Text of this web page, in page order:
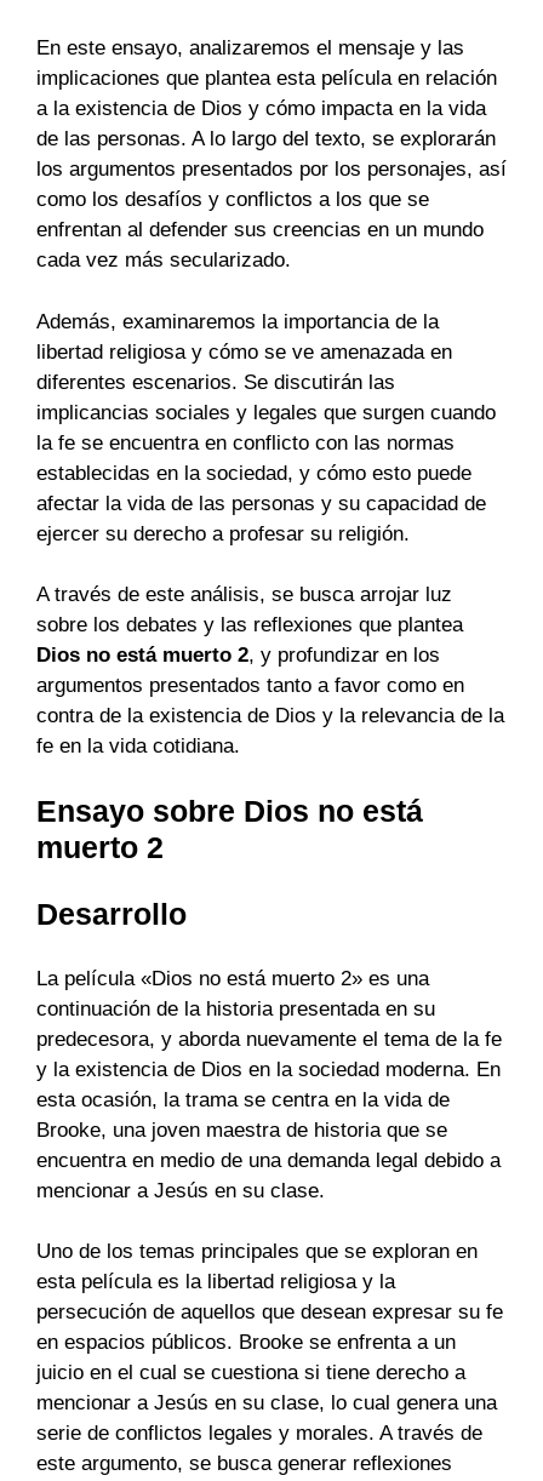
En este ensayo, analizaremos el mensaje y las
implicaciones que plantea esta película en relación
a la existencia de Dios y cómo impacta en la vida
de las personas. A lo largo del texto, se explorarán
los argumentos presentados por los personajes, así
como los desafíos y conflictos a los que se
enfrentan al defender sus creencias en un mundo
cada vez más secularizado.
Además, examinaremos la importancia de la
libertad religiosa y cómo se ve amenazada en
diferentes escenarios. Se discutirán las
implicancias sociales y legales que surgen cuando
la fe se encuentra en conflicto con las normas
establecidas en la sociedad, y cómo esto puede
afectar la vida de las personas y su capacidad de
ejercer su derecho a profesar su religión.
A través de este análisis, se busca arrojar luz
sobre los debates y las reflexiones que plantea
Dios no está muerto 2, y profundizar en los
argumentos presentados tanto a favor como en
contra de la existencia de Dios y la relevancia de la
fe en la vida cotidiana.
Ensayo sobre Dios no está
muerto 2
Desarrollo
La película «Dios no está muerto 2» es una
continuación de la historia presentada en su
predecesora, y aborda nuevamente el tema de la fe
y la existencia de Dios en la sociedad moderna. En
esta ocasión, la trama se centra en la vida de
Brooke, una joven maestra de historia que se
encuentra en medio de una demanda legal debido a
mencionar a Jesús en su clase.
Uno de los temas principales que se exploran en
esta película es la libertad religiosa y la
persecución de aquellos que desean expresar su fe
en espacios públicos. Brooke se enfrenta a un
juicio en el cual se cuestiona si tiene derecho a
mencionar a Jesús en su clase, lo cual genera una
serie de conflictos legales y morales. A través de
este argumento, se busca generar reflexiones